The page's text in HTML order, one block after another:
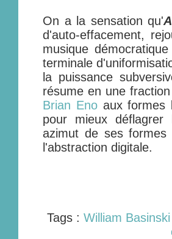
On a la sensation qu'
d'auto-effacement,
musique
terminale
la puissance
résume en une
Brian Enoaux formes
pour mieux
azimut de ses
l'abstraction digitale.
Tags : William